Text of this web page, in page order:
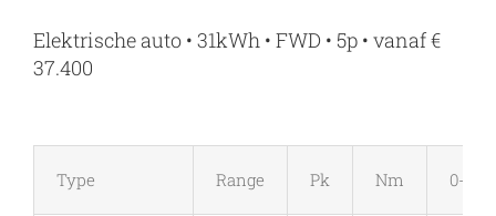
Elektrische auto • 31kWh • FWD • 5p • vanaf €
37.400
Type Range Pk Nm 0-100